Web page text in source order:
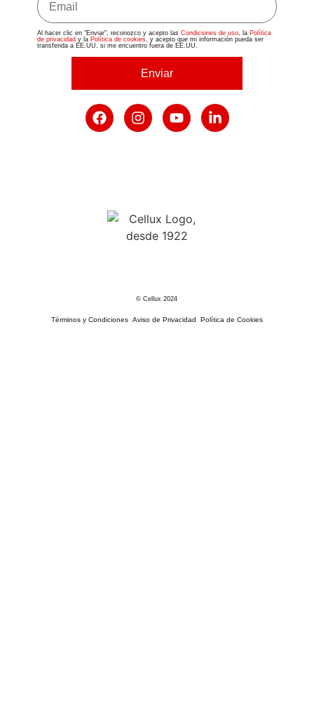
Al hacer clic en "Enviar", reconozco y acepto las Condiciones de uso, la Política
de privacidad y la Política de cookies, y acepto que mi información pueda ser
transferida a EE.UU. si me encuentro fuera de EE.UU.
Enviar
© Cellux 2024
Términos y Condiciones Aviso de Privacidad Política de Cookies